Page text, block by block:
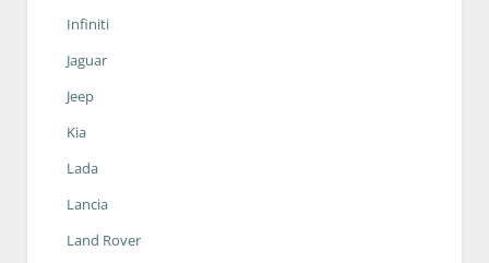
Infiniti
Jaguar
Jeep
Kia
Lada
Lancia
Land Rover